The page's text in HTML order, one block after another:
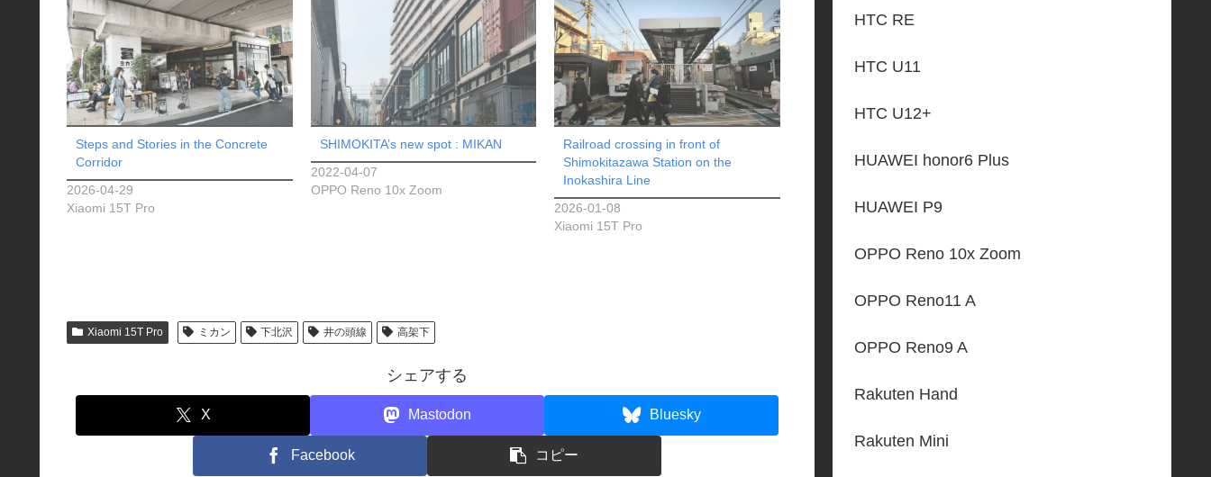
Steps and Stories in the Concrete
Corridor
2026-04-29
Xiaomi 15T Pro
SHIMOKITA’s new spot : MIKAN
2022-04-07
OPPO Reno 10x Zoom
Railroad crossing in front of
Shimokitazawa Station on the
Inokashira Line
2026-01-08
Xiaomi 15T Pro
Xiaomi 15T Pro ミカン 下北沢 井の頭線 高架下
シェアする
X Mastodon Bluesky
Facebook コピー
HTC RE
HTC U11
HTC U12+
HUAWEI honor6 Plus
HUAWEI P9
OPPO Reno 10x Zoom
OPPO Reno11 A
OPPO Reno9 A
Rakuten Hand
Rakuten Mini